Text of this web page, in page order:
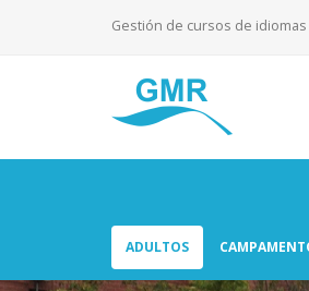
Gestión de cursos de
ADULTOS